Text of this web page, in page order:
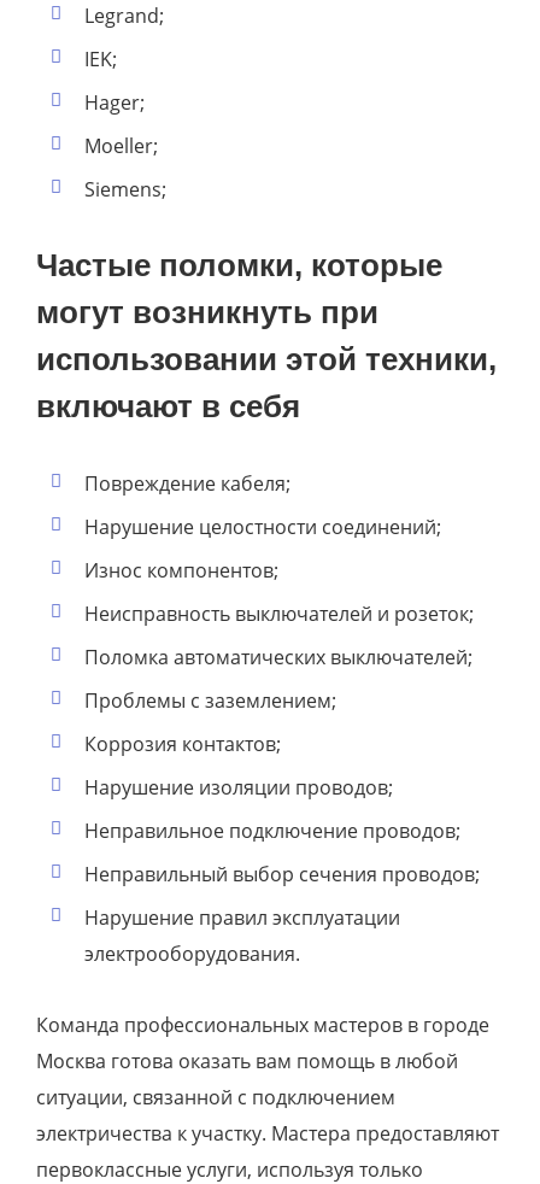
Legrand;
IEK;
Hager;
Moeller;
Siemens;
Частые поломки, которые
могут возникнуть при
использовании этой техники,
включают в себя
Повреждение кабеля;
Нарушение целостности соединений;
Износ компонентов;
Неисправность выключателей и розеток;
Поломка автоматических выключателей;
Проблемы с заземлением;
Коррозия контактов;
Нарушение изоляции проводов;
Неправильное подключение проводов;
Неправильный выбор сечения проводов;
Нарушение правил эксплуатации
электрооборудования.
Команда профессиональных мастеров в городе
Москва готова оказать вам помощь в любой
ситуации, связанной с подключением
электричества к участку. Мастера предоставляют
первоклассные услуги, используя только